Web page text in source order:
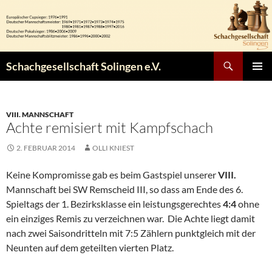
Inhalt
springen
Schachgesellschaft Solingen e.V.
VIII. MANNSCHAFT
Achte remisiert mit Kampfschach
2. FEBRUAR 2014 OLLI KNIEST
Keine Kompromisse gab es beim Gastspiel unsererVIII.
Mannschaft bei SW Remscheid III, so dass am Ende des 6.
Spieltags der 1. Bezirksklasse ein leistungsgerechtes4:4ohne
ein einziges Remis zu verzeichnen war. Die Achte liegt damit
nach zwei Saisondritteln mit 7:5 Zählern punktgleich mit der
Neunten auf dem geteilten vierten Platz.